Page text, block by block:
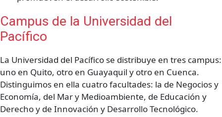
Campus de la Universidad del
Pacífico
La Universidad del Pacífico se distribuye en tres campus:
uno en Quito, otro en Guayaquil y otro en Cuenca.
Distinguimos en ella cuatro facultades: la de Negocios y
Economía, del Mar y Medioambiente, de Educación y
Derecho y de Innovación y Desarrollo Tecnológico.